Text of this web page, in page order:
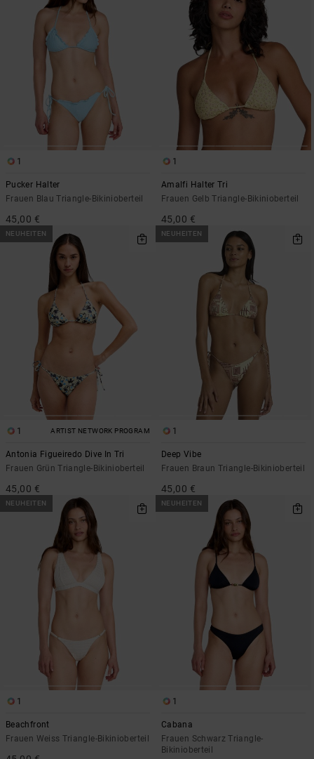
1
Pucker Halter
Frauen Blau Triangle-Bikinioberteil
45,00 €
1
Amalfi Halter Tri
Frauen Gelb Triangle-Bikinioberteil
45,00 €
NEUHEITEN
1 ARTIST NETWORK PROGRAM
Antonia Figueiredo Dive In Tri
Frauen Grün Triangle-Bikinioberteil
45,00 €
NEUHEITEN
1
Deep Vibe
Frauen Braun Triangle-Bikinioberteil
45,00 €
NEUHEITEN
1
Beachfront
Frauen Weiss Triangle-Bikinioberteil
NEUHEITEN
1
Cabana
Frauen Schwarz Triangle-
Bikinioberteil